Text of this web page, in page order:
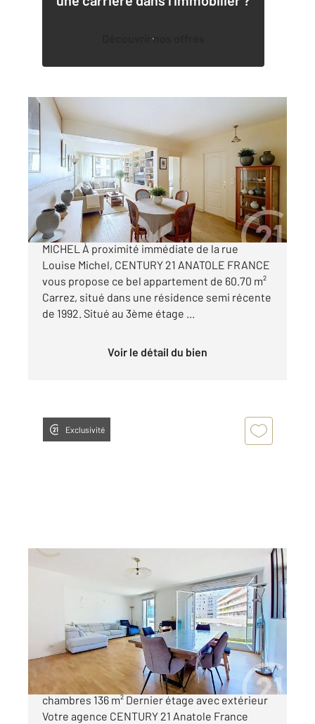
Découvrir nos offres
LEVALLOIS PERRET 92
60,70 m
, 2 pièces
Ref : 2856
Appartement F2 à vendre
480 000 €
2 PIÈCES TRAVERSANT - METRO LOUISE
MICHEL À proximité immédiate de la rue
Louise Michel, CENTURY 21 ANATOLE FRANCE
vous propose ce bel appartement de 60.70 m²
Carrez, situé dans une résidence semi récente
de 1992. Situé au 3ème étage ...
Voir le détail du bien
Exclusivité
LEVALLOIS PERRET 92
Ref : 2735
Appartement F5 à vendre
1 350 000 €
Appartement familial d'exception 5 pièces 4
chambres 136 m² Dernier étage avec extérieur
Votre agence CENTURY 21 Anatole France